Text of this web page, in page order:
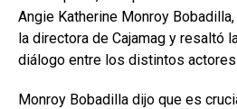
Angie Katherine Monroy
la directora de Cajamag y resaltó
diálogo entre los distintos
Monroy Bobadilla dijo que es